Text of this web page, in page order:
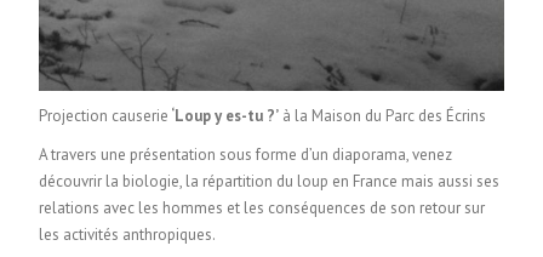
Projection causerie ‘Loup y es-tu ?’ à la Maison du Parc des Écrins
A travers une présentation sous forme d’un diaporama, venez
découvrir la biologie, la répartition du loup en France mais aussi ses
relations avec les hommes et les conséquences de son retour sur
les activités anthropiques.